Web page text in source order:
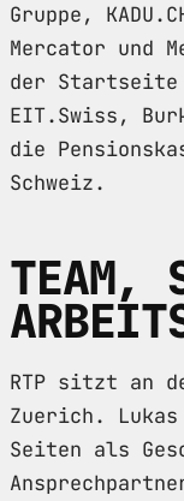
Gruppe,
Mercator und
der Startseite
EIT.Swiss,
die
Schweiz.
TEAM,
RTP sitzt an
Zuerich. Lukas
Seiten als